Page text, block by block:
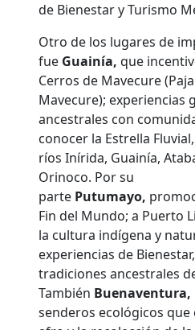
de Bienestar y Turismo
Otro de los lugares de
fue Guainía, que
Cerros de Mavecure
Mavecure); experiencias
ancestrales con
conocer la Estrella
ríos Inírida, Guainía,
Orinoco. Por su
parte Putumayo,
Fin del Mundo; a Puerto
la cultura indígena y
experiencias de
tradiciones ancestrales
También Buenaventura,
senderos ecológicos